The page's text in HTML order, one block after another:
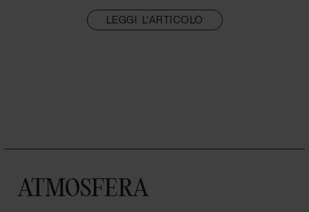
LEGGI L'ARTICOLO
ATMOSFERA